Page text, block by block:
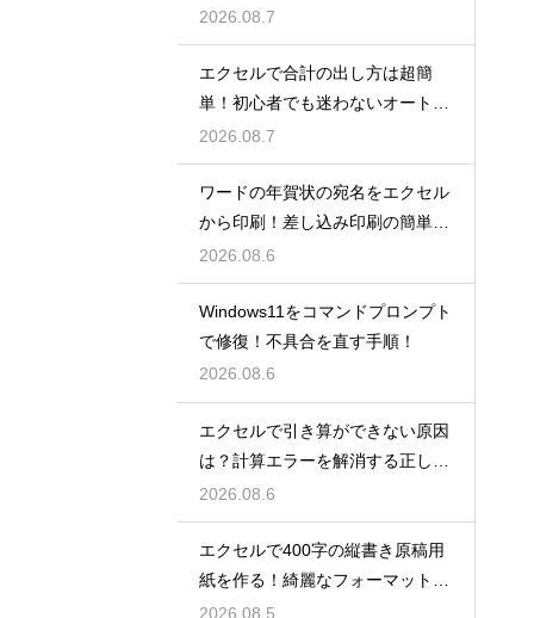
うコツ
2026.08.7
エクセルで合計の出し方は超簡
単！初心者でも迷わないオートS
UM術！
2026.08.7
ワードの年賀状の宛名をエクセル
から印刷！差し込み印刷の簡単手
順！
2026.08.6
Windows11をコマンドプロンプト
で修復！不具合を直す手順！
2026.08.6
エクセルで引き算ができない原因
は？計算エラーを解消する正しい
手順
2026.08.6
エクセルで400字の縦書き原稿用
紙を作る！綺麗なフォーマット
術！
2026.08.5